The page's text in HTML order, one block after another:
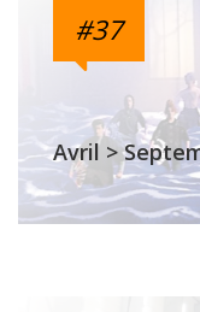
#37
Avril >